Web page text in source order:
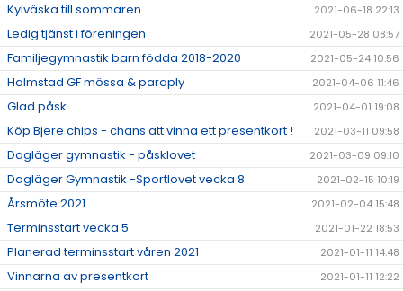
Kylväska till sommaren 2021-06-18 22:13
Ledig tjänst i föreningen 2021-05-28 08:57
Familjegymnastik barn födda 2018-2020 2021-05-24 10:56
Halmstad GF mössa & paraply 2021-04-06 11:46
Glad påsk 2021-04-01 19:08
Köp Bjere chips - chans att vinna ett presentkort ! 2021-03-11 09:58
Dagläger gymnastik - påsklovet 2021-03-09 09:10
Dagläger Gymnastik -Sportlovet vecka 8 2021-02-15 10:19
Årsmöte 2021 2021-02-04 15:48
Terminsstart vecka 5 2021-01-22 18:53
Planerad terminsstart våren 2021 2021-01-11 14:48
Vinnarna av presentkort 2021-01-11 12:22